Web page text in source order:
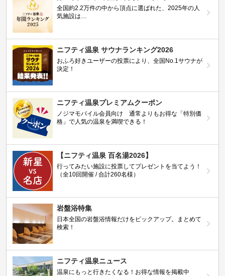
全国約2.2万件の中から頂点に選ばれた、2025年の人
気施設は…
ニフティ温泉 サウナランキング2026
おふろ好きユーザーの投票により、全国No.1サウナが
決定！
ニフティ温泉プレミアムクーポン
ノジマモバイル会員向け 通常よりもお得な「特別価
格」で人気の温泉を満喫できる！
【ニフティ温泉 百名湯2026】
行ってみたい施設に投票してプレゼントを当てよう！
（全10回開催 / 合計260名様）
岩盤浴特集
日本全国の岩盤浴情報だけをピックアップ。まとめて
検索！
ニフティ温泉ニュース
温泉にもっと行きたくなる！お得な情報を掲載中